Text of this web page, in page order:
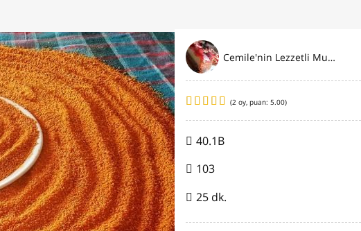
Cemile'nin Lezzetli Mutfağı
(2 oy, puan: 5.00)
40.1B
103
25 dk.